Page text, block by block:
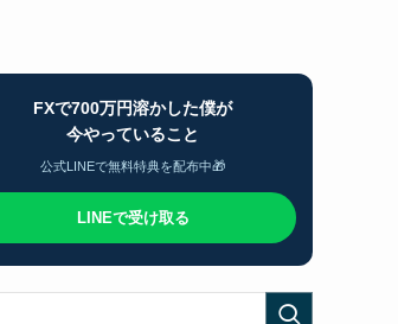
FXで700万円溶かした僕が
今やっていること
公式LINEで無料特典を配布中🎁
LINEで受け取る